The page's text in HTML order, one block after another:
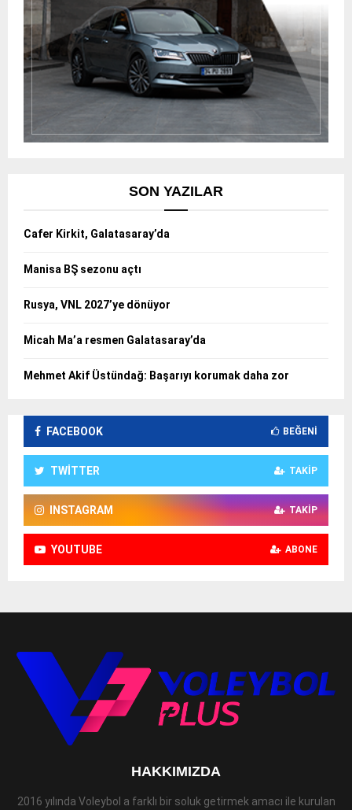
SON YAZILAR
Cafer Kirkit, Galatasaray’da
Manisa BŞ sezonu açtı
Rusya, VNL 2027’ye dönüyor
Micah Ma’a resmen Galatasaray’da
Mehmet Akif Üstündağ: Başarıyı korumak daha zor
FACEBOOK BEĞENI
TWITTER TAKIP
INSTAGRAM TAKIP
YOUTUBE ABONE
HAKKIMIZDA
2016 yılında Voleybol a farklı bir soluk getirmek amacı ile kurulan